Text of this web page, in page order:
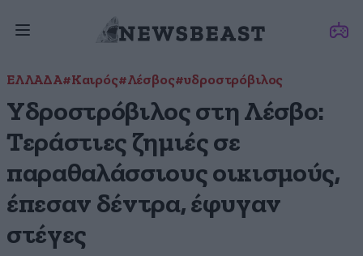
ΕΛΛΑΔΑ#Καιρός#Λέσβος#υδροστρόβιλος
Υδροστρόβιλος στη Λέσβο:
Τεράστιες ζημιές σε
παραθαλάσσιους οικισμούς,
έπεσαν δέντρα, έφυγαν
στέγες